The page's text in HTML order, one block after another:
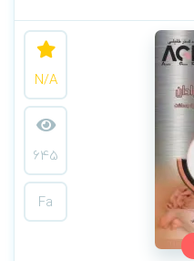
N/A
645
Fa